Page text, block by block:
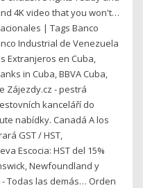
4K video that you won't…
| Tags Banco
Industrial de Venezuela
Extranjeros en Cuba,
in Cuba, BBVA Cuba,
Zájezdy.cz - pestrá
kanceláří do
nabídky. Canadá A los
GST / HST,
Escocia: HST del 15%
Newfoundland y
- Todas las demás… Orden